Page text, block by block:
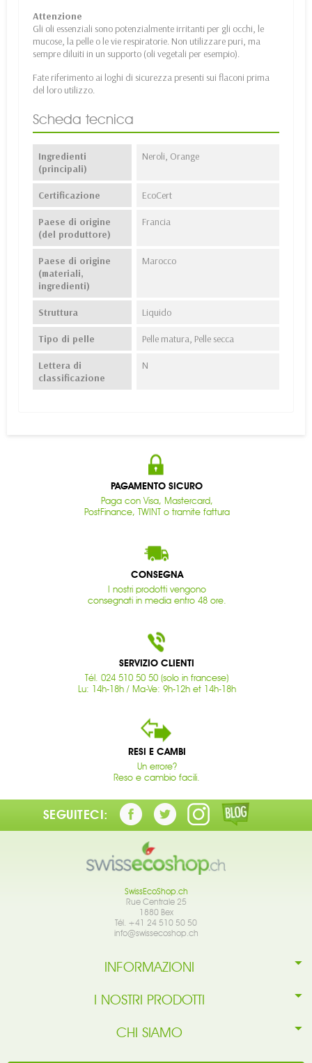
Attenzione
Gli oli essenziali sono potenzialmente irritanti per gli occhi, le
mucose, la pelle o le vie respiratorie. Non utilizzare puri, ma
sempre diluiti in un supporto (oli vegetali per esempio).
Fate riferimento ai loghi di sicurezza presenti sui flaconi prima
del loro utilizzo.
Scheda tecnica
Ingredienti
(principali)
Neroli, Orange
Certificazione EcoCert
Paese di origine
(del produttore)
Francia
Paese di origine
(materiali,
ingredienti)
Marocco
Struttura Liquido
Tipo di pelle Pelle matura, Pelle secca
Lettera di
classificazione
N
PAGAMENTO SICURO
Paga con Visa, Mastercard,
PostFinance, TWINT o tramite fattura
CONSEGNA
I nostri prodotti vengono
consegnati in media entro 48 ore.
SERVIZIO CLIENTI
Tél. 024 510 50 50 (solo in francese)
Lu: 14h-18h / Ma-Ve: 9h-12h et 14h-18h
RESI E CAMBI
Un errore?
Reso e cambio facili.
SEGUITECI:
SwissEcoShop.ch
Rue Centrale 25
1880 Bex
Tél. +41 24 510 50 50
info@swissecoshop.ch
INFORMAZIONI
I NOSTRI PRODOTTI
CHI SIAMO